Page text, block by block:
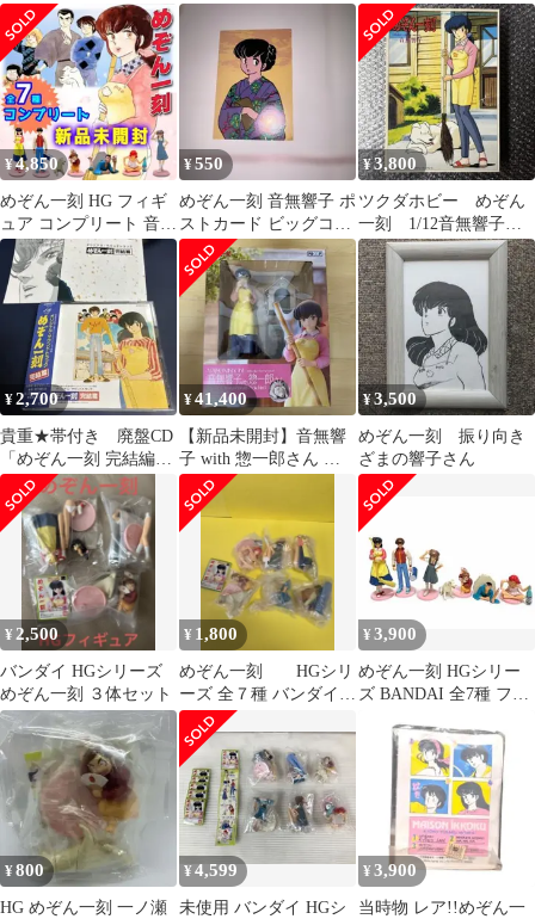
ード 漫画本 ポスタ
ー カード その他
ワイド版)／高橋 留美
刻 1
¥4,850
めぞん一刻 HG フィギ
ュア コンプリート 音無
響子 高橋留美子 ガチャ
昭和
¥550
めぞん一刻 音無響子 ポ
ストカード ビッグコミ
ックスピリッツ一枚
¥3,800
ツクダホビー めぞん
一刻 1/12音無響子
プラモデル
¥2,700
貴重★帯付き 廃盤CD
「めぞん一刻 完結編」
オリジナル・サウンド
トラック
¥41,400
【新品未開封】音無響
子 with 惣一郎さん め
ぞん一刻 1/7 プラスチ
ッ
¥3,500
めぞん一刻 振り向き
ざまの響子さん
¥2,500
バンダイ HGシリーズ
めぞん一刻 ３体セット
¥ 1,800
めぞん一刻 HGシリ
ーズ 全７種 バンダイ
未使用
¥3,900
めぞん一刻 HGシリー
ズ BANDAI 全7種 フル
¥800
HG めぞん一刻 一ノ瀬
¥4,599
未使用 バンダイ HGシ
¥ 3,900
当時物 レア!!めぞん一